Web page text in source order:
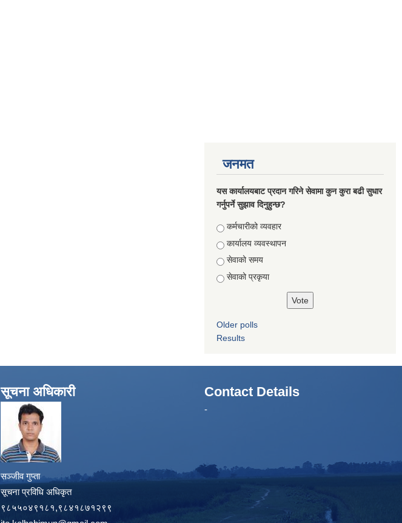
जनमत
यस कार्यालयबाट प्रदान गरिने सेवामा कुन कुरा बढी सुधार
गर्नुपर्ने सुझाव दिनुहुन्छ?
Choices
कर्मचारीको व्यवहार
कार्यालय व्यवस्थापन
सेवाको समय
सेवाको प्रकृया
Older polls
Results
सूचना अधिकारी
सञ्जीव गुप्ता
सूचना प्रविधि अधिकृत
९८५५०४९१८१,९८४१८७१२९९
Contact Details
-